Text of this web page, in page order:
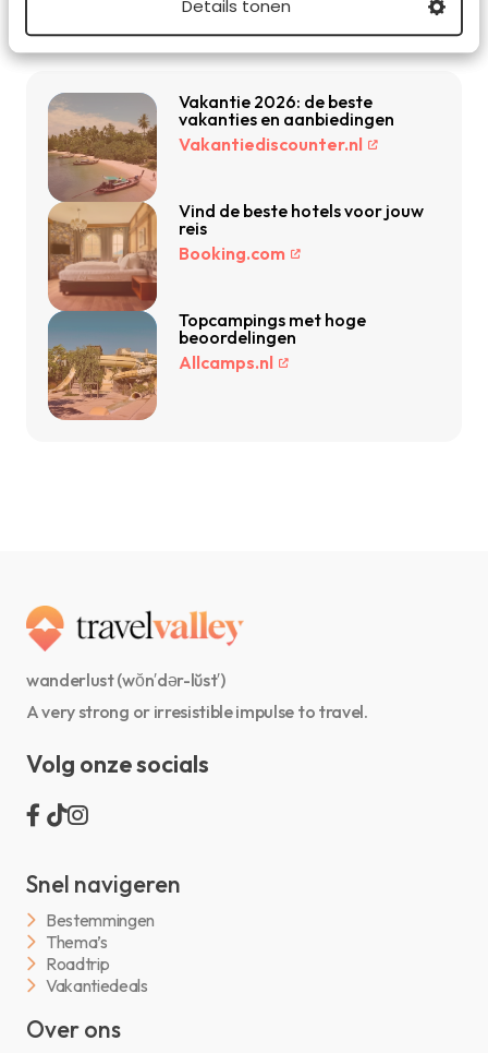
Details tonen
De beste reisdeals van dit moment
Vakantie 2026: de beste
vakanties en aanbiedingen
Vakantiediscounter.nl
Vind de beste hotels voor jouw
reis
Booking.com
Topcampings met hoge
beoordelingen
Allcamps.nl
wanderlust (wŏn′dər-lŭst′)
A very strong or irresistible impulse to travel.
Volg onze socials
Snel navigeren
Bestemmingen
Thema’s
Roadtrip
Vakantiedeals
Over ons